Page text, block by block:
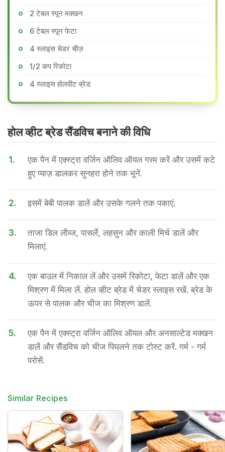
2 टेबल स्पून मक्खन
6 टेबल स्पून फेटा
4 स्लाइस चेडर चीज़
1/2 कप रिकोटा
4 स्लाइस होलवीट ब्रेड
होल व्हीट ब्रेड सैंडविच बनाने की वि​धि
1.
एक पैन में एक्स्ट्रा वर्जिन ऑलिव ऑयल गरम करें और उसमें कटे
हुए प्याज़ डालकर सुनहरा होने तक भूनें.
2. इसमें बेबी पालक डालें और उसके गलने तक पकाएं.
3.
ताजा डिल लीव्ज, पासर्ले, लहसुन और काली मिर्च डालें और
मिलाएं.
4.
एक बाउल में निकाल लें और उसमें रिकोटा, फेटा डालें और एक
मिश्रण में मिला लें. होल व्हीट ब्रेड में चेडर स्लाइस रखें. ब्रेड के
ऊपर से पालक और चीज का मिश्रण डालें.
5.
एक पैन में एक्स्ट्रा वर्जिन ऑलिव ऑयल और अनसाल्टेड मक्खन
डालें और सैंडविच को चीज पिघलने तक टोस्ट करें. गर्म - गर्म
परोसें.
Similar Recipes